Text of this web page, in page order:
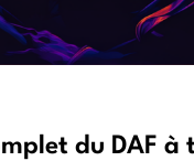
du DAF à